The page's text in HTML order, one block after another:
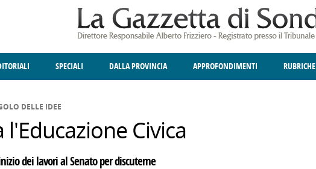
SPECIALI DALLA PROVINCIA APPROFONDIMENTI RUBRICHE
DELLE IDEE
l'Educazione Civica
dei lavori al Senato per discuterne